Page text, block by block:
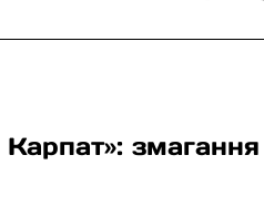
Карпат»: